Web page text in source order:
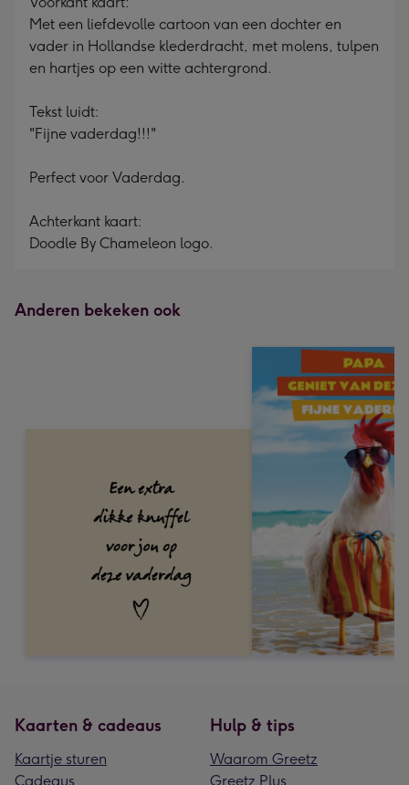
Met een liefdevolle cartoon van een dochter en
vader in Hollandse klederdracht, met molens, tulpen
en hartjes op een witte achtergrond.
Tekst luidt:
"Fijne vaderdag!!!"
Perfect voor Vaderdag.
Achterkant kaart:
Doodle By Chameleon logo.
Anderen bekeken ook
Kaarten & cadeaus
Kaartje sturen
Cadeaus
Hulp & tips
Waarom Greetz
Greetz Plus